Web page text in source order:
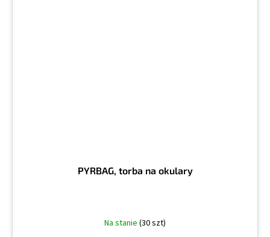
PYRBAG, torba na okulary
Na stanie (30 szt)